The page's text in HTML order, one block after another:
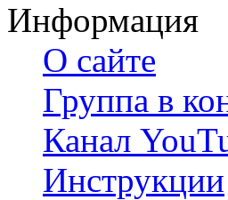
Информация
О сайте
Группа в
Канал
Инструкции